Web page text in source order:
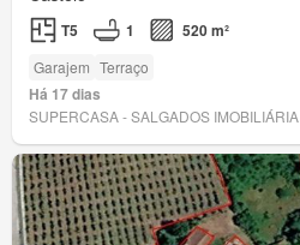
T5 1 520 m²
Garajem Terraço
Há 17 dias
SUPERCASA - SALGADOS IMOBILIÁRIA